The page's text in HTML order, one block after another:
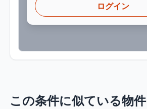
ログイン
この条件に似ている物件